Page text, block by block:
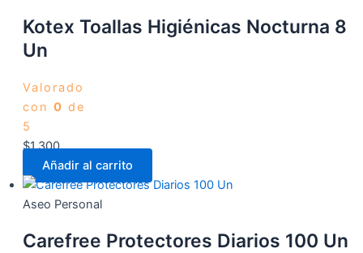
Kotex Toallas Higiénicas Nocturna 8
Un
Valorado
con 0 de
5
$1.300
Añadir al carrito
Aseo Personal
Carefree Protectores Diarios 100 Un